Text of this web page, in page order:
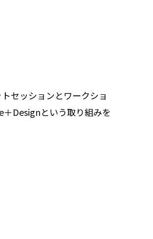
セッションとワークショ
Designという取り組みを